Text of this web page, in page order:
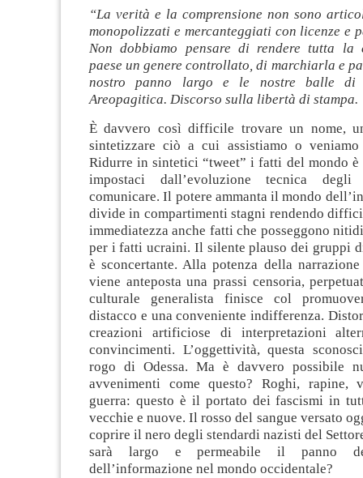
“La verità e la comprensione non sono
monopolizzati e mercanteggiati con licenze e
Non dobbiamo pensare di rendere tutta la
paese un genere controllato, di marchiarla e
nostro panno largo e le nostre balle di
Areopagitica. Discorso sulla libertà di stampa.
È davvero così difficile trovare un nome,
sintetizzare ciò a cui assistiamo o veniamo
Ridurre in sintetici “tweet” i fatti del mondo è
impostaci dall’evoluzione tecnica
comunicare. Il potere ammanta il mondo
divide in compartimenti stagni rendendo
immediatezza anche fatti che posseggono
per i fatti ucraini. Il silente plauso dei gruppi
è sconcertante. Alla potenza della
viene anteposta una prassi censoria,
culturale generalista finisce col
distacco e una conveniente indifferenza.
creazioni artificiose di interpretazioni
convincimenti. L’oggettività, questa
rogo di Odessa. Ma è davvero possibile
avvenimenti come questo? Roghi, rapine,
guerra: questo è il portato dei fascismi in
vecchie e nuove. Il rosso del sangue versato
coprire il nero degli stendardi nazisti del
sarà largo e permeabile il panno
dell’informazione nel mondo occidentale?